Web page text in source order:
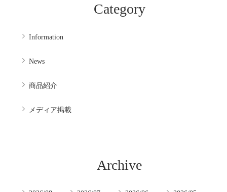
Category
Information
News
商品紹介
メディア掲載
Archive